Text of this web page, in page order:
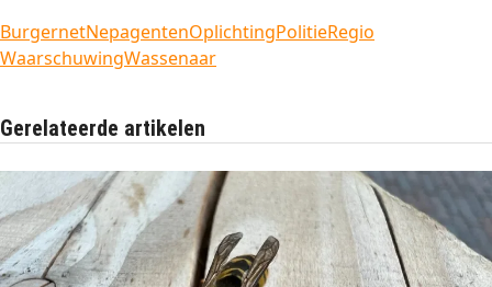
BurgernetNepagentenOplichtingPolitieRegio
WaarschuwingWassenaar
Gerelateerde artikelen